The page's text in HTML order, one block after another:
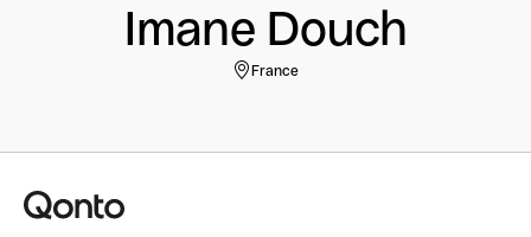
Imane Douch
France